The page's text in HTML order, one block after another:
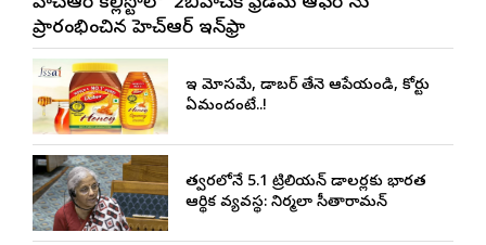
ప్రారంభించిన జీహెచ్ఆర్ ఇన్‌ఫ్రా
ఇది మోసమే, డాబర్‌ తేనె ఆపేయండి, కోర్టు
ఏమందంటే..!
త్వరలోనే 5.1 ట్రిలియన్ డాలర్లకు భారత
ఆర్థిక వ్యవస్థ: నిర్మలా సీతారామన్